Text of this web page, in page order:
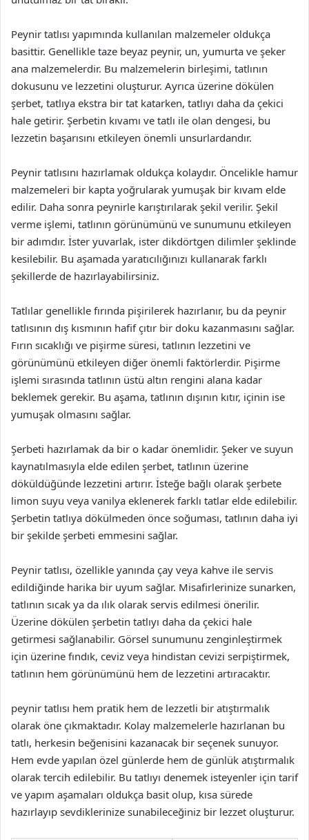
Peynir tatlısı yapımında kullanılan malzemeler oldukça
basittir. Genellikle taze beyaz peynir, un, yumurta ve şeker
ana malzemelerdir. Bu malzemelerin birleşimi, tatlının
dokusunu ve lezzetini oluşturur. Ayrıca üzerine dökülen
şerbet, tatlıya ekstra bir tat katarken, tatlıyı daha da çekici
hale getirir. Şerbetin kıvamı ve tatlı ile olan dengesi, bu
lezzetin başarısını etkileyen önemli unsurlardandır.
Peynir tatlısını hazırlamak oldukça kolaydır. Öncelikle hamur
malzemeleri bir kapta yoğrularak yumuşak bir kıvam elde
edilir. Daha sonra peynirle karıştırılarak şekil verilir. Şekil
verme işlemi, tatlının görünümünü ve sunumunu etkileyen
bir adımdır. İster yuvarlak, ister dikdörtgen dilimler şeklinde
kesilebilir. Bu aşamada yaratıcılığınızı kullanarak farklı
şekillerde de hazırlayabilirsiniz.
Tatlılar genellikle fırında pişirilerek hazırlanır, bu da peynir
tatlısının dış kısmının hafif çıtır bir doku kazanmasını sağlar.
Fırın sıcaklığı ve pişirme süresi, tatlının lezzetini ve
görünümünü etkileyen diğer önemli faktörlerdir. Pişirme
işlemi sırasında tatlının üstü altın rengini alana kadar
beklemek gerekir. Bu aşama, tatlının dışının kıtır, içinin ise
yumuşak olmasını sağlar.
Şerbeti hazırlamak da bir o kadar önemlidir. Şeker ve suyun
kaynatılmasıyla elde edilen şerbet, tatlının üzerine
döküldüğünde lezzetini artırır. İsteğe bağlı olarak şerbete
limon suyu veya vanilya eklenerek farklı tatlar elde edilebilir.
Şerbetin tatlıya dökülmeden önce soğuması, tatlının daha iyi
bir şekilde şerbeti emmesini sağlar.
Peynir tatlısı, özellikle yanında çay veya kahve ile servis
edildiğinde harika bir uyum sağlar. Misafirlerinize sunarken,
tatlının sıcak ya da ılık olarak servis edilmesi önerilir.
Üzerine dökülen şerbetin tatlıyı daha da çekici hale
getirmesi sağlanabilir. Görsel sunumunu zenginleştirmek
için üzerine fındık, ceviz veya hindistan cevizi serpiştirmek,
tatlının hem görünümünü hem de lezzetini artıracaktır.
peynir tatlısı hem pratik hem de lezzetli bir atıştırmalık
olarak öne çıkmaktadır. Kolay malzemelerle hazırlanan bu
tatlı, herkesin beğenisini kazanacak bir seçenek sunuyor.
Hem evde yapılan özel günlerde hem de günlük atıştırmalık
olarak tercih edilebilir. Bu tatlıyı denemek isteyenler için tarif
ve yapım aşamaları oldukça basit olup, kısa sürede
hazırlayıp sevdiklerinize sunabileceğiniz bir lezzet oluşturur.